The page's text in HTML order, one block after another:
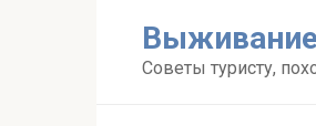
Советы туристу,